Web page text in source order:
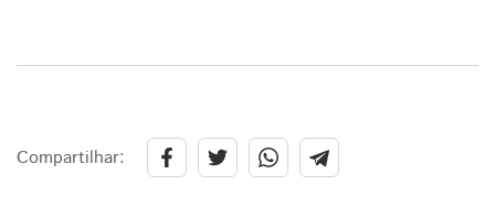
Compartilhar: